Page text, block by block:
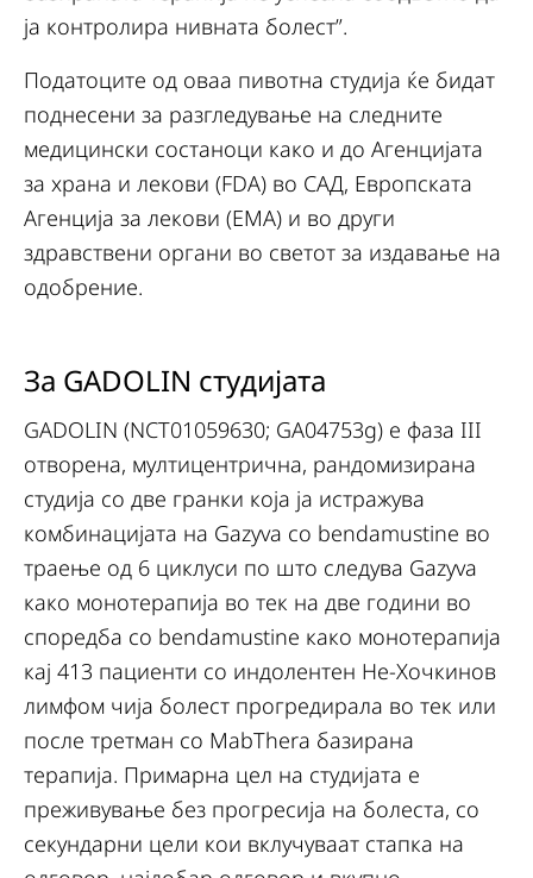
ја контролира нивната болест”.
Податоците од оваа пивотна студија ќе бидат
поднесени за разгледување на следните
медицински состаноци како и до Агенцијата
за храна и лекови (FDA) во САД, Европската
Агенција за лекови (ЕМА) и во други
здравствени органи во светот за издавање на
одобрение.
За GADOLIN студијата
GADOLIN (NCT01059630; GA04753g) е фаза III
отворена, мултицентрична, рандомизирана
студија со две гранки која ја истражува
комбинацијата на Gazyva со bendamustine во
траење од 6 циклуси по што следува Gazyva
како монотерапија во тек на две години во
споредба со bendamustine како монотерапија
кај 413 пациенти со индолентен Не-Хочкинов
лимфом чија болест прогредирала во тек или
после третман со MabThera базирана
терапија. Примарна цел на студијата е
преживување без прогресија на болеста, со
секундарни цели кои вклучуваат стапка на